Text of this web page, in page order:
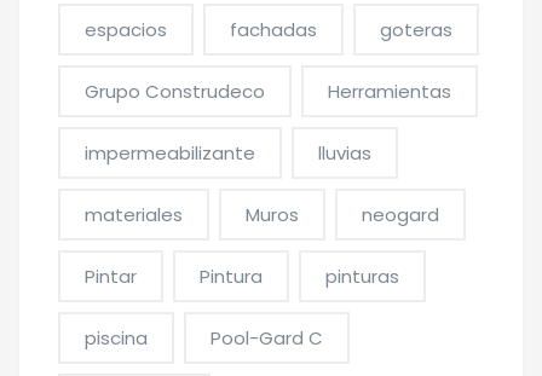
espacios fachadas goteras
Grupo Construdeco Herramientas
impermeabilizante lluvias
materiales Muros neogard
Pintar Pintura pinturas
piscina Pool-Gard C